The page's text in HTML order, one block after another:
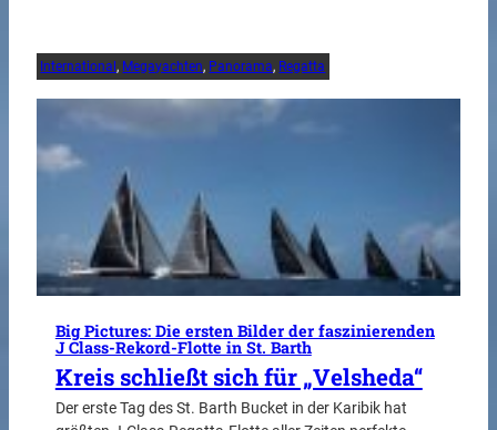
International, Megayachten, Panorama, Regatta
Big Pictures: Die ersten Bilder der faszinierenden
J Class-Rekord-Flotte in St. Barth
Kreis schließt sich für „Velsheda“
Der erste Tag des St. Barth Bucket in der Karibik hat